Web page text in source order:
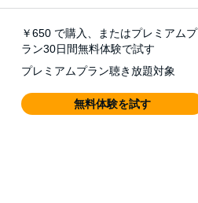
￥650 で購入、またはプレミアムプ
ラン30日間無料体験で試す
プレミアムプラン聴き放題対象
無料体験を試す